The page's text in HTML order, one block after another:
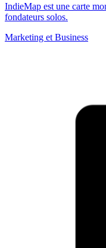
IndieMap est une carte
fondateurs solos.
Marketing et Business